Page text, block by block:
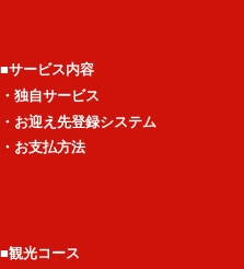
■サービス内容
・独自サービス
・お迎え先登録システム
・お支払方法
■観光コース